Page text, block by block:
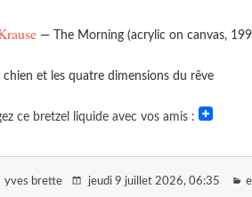
— The Morning (acrylic on canvas,
chien et les quatre dimensions du rêve
ce bretzel liquide avec vos amis :
yves brette jeudi 9 juillet 2026, 06:35